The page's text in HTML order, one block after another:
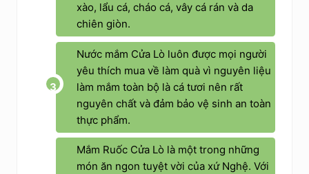
xào, lẩu cá, cháo cá, vây cá rán và da
chiên giòn.
Nước mắm Cửa Lò luôn được mọi người
yêu thích mua về làm quà vì nguyên liệu
làm mắm toàn bộ là cá tươi nên rất
nguyên chất và đảm bảo vệ sinh an toàn
thực phẩm.
Mắm Ruốc Cửa Lò là một trong những
món ăn ngon tuyệt vời của xứ Nghệ. Với